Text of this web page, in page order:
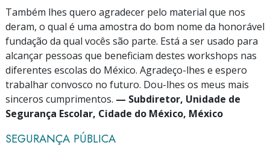
Também lhes quero agradecer pelo material que nos
deram, o qual é uma amostra do bom nome da honorável
fundação da qual vocês são parte. Está a ser usado para
alcançar pessoas que beneficiam destes workshops nas
diferentes escolas do México. Agradeço-lhes e espero
trabalhar convosco no futuro. Dou-lhes os meus mais
sinceros cumprimentos. — Subdiretor, Unidade de
Segurança Escolar, Cidade do México, México
SEGURANÇA PÚBLICA